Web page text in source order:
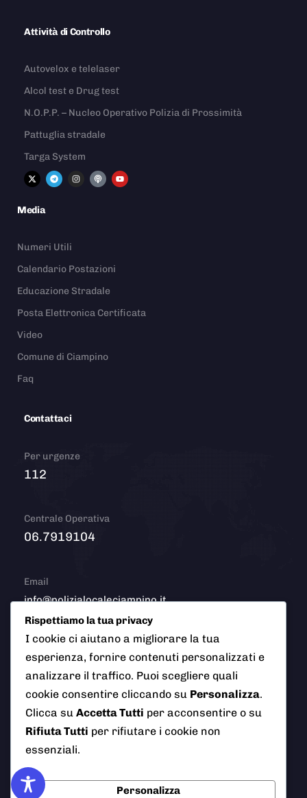
Attività di Controllo
Autovelox e telelaser
Alcol test e Drug test
N.O.P.P. – Nucleo Operativo Polizia di Prossimità
Pattuglia stradale
Targa System
Media
Numeri Utili
Calendario Postazioni
Educazione Stradale
Posta Elettronica Certificata
Video
Comune di Ciampino
Faq
Contattaci
Per urgenze
112
Centrale Operativa
06.7919104
Email
info@polizialocaleciampino.it
© 2026 Polizia Locale del Comune di Ciampino (Roma). Tutti
i diritti riservati
AI Info
Cookie Policy Credits
Rispettiamo la tua privacy
I cookie ci aiutano a migliorare la tua
esperienza, fornire contenuti personalizzati e
analizzare il traffico. Puoi scegliere quali
cookie consentire cliccando su Personalizza.
Clicca su Accetta Tutti per acconsentire o su
Rifiuta Tutti per rifiutare i cookie non
essenziali.
Personalizza